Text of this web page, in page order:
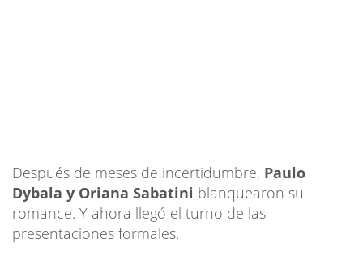
Después de meses de incertidumbre, Paulo
Dybala y Oriana Sabatini blanquearon su
romance. Y ahora llegó el turno de las
presentaciones formales.